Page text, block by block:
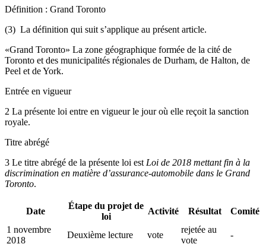
Définition : Grand Toronto
(3) La définition qui suit s’applique au présent article.
«Grand Toronto» La zone géographique formée de la cité de
Toronto et des municipalités régionales de Durham, de Halton, de
Peel et de York.
Entrée en vigueur
2 La présente loi entre en vigueur le jour où elle reçoit la sanction
royale.
Titre abrégé
3 Le titre abrégé de la présente loi est Loi de 2018 mettant fin à la
discrimination en matière d’assurance-automobile dans le Grand
Toronto.
Date
Étape du projet de
loi
Activité Résultat
Comité
1 novembre
2018
Deuxième lecture vote
rejetée au
vote
-